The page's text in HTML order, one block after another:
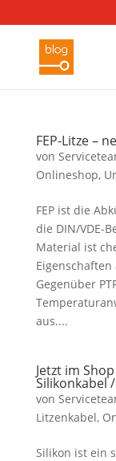
FEP-Litze –
von
Onlineshop,
FEP ist die
die DIN/VDE-
Material ist
Eigenschaften
Gegenüber
aus....
Jetzt im
Silikonkabel
von
Litzenkabel,
Silikon ist ein